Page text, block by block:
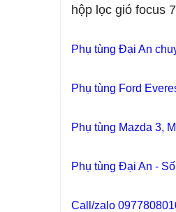
hộp lọc gió focus
Phụ tùng Đại An
Phụ tùng Ford
Phụ tùng Mazda 3,
Phụ tùng Đại An -
Call/zalo